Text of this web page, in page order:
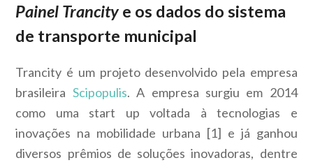
Painel Trancitye os dados do sistema
de transporte municipal
Trancity é um projeto desenvolvido pela empresa
brasileira Scipopulis. A empresa surgiu em 2014
como uma start up voltada à tecnologias e
inovações na mobilidade urbana [1] e já ganhou
diversos prêmios de soluções inovadoras, dentre